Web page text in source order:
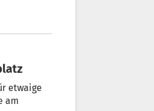
etwaige
am